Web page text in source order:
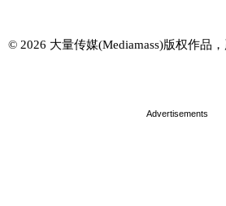
© 2026 大量传媒(Mediamass)版权作品，